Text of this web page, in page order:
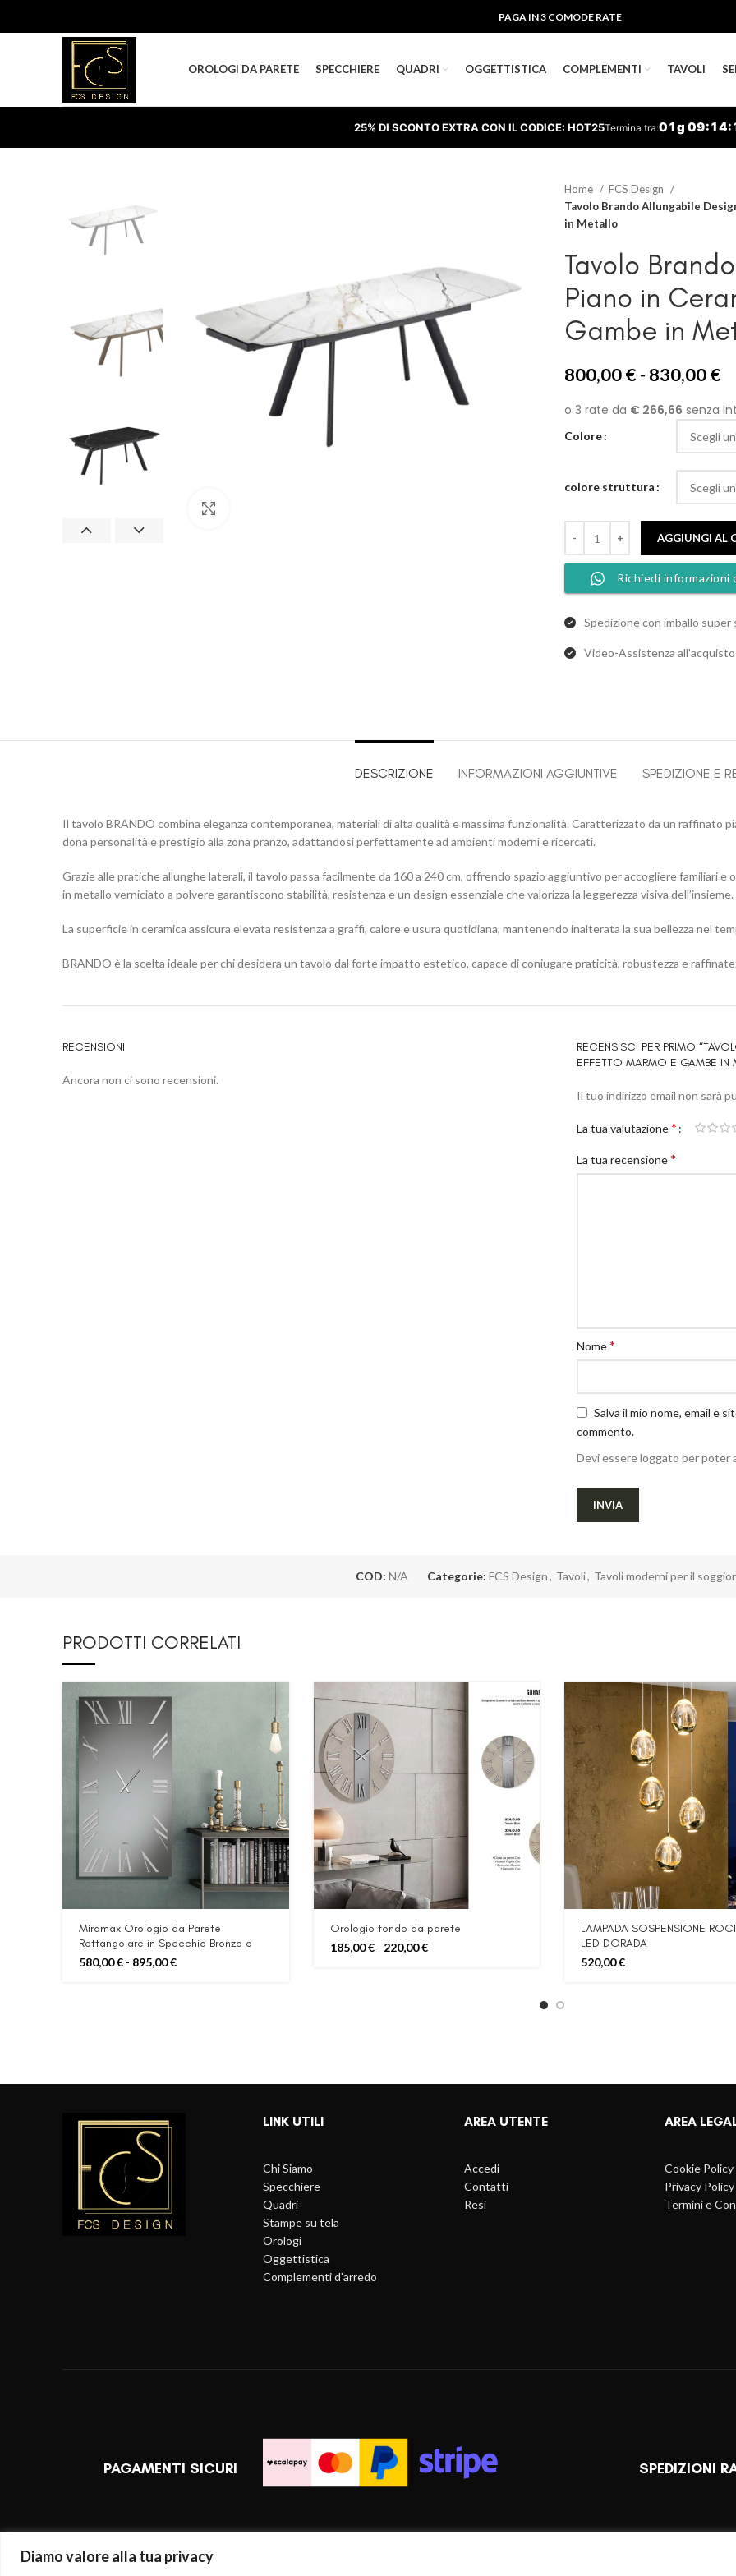
Diamo valore alla tua privacy
PAGA IN 3 COMODE RATE
OROLOGI DA PARETE SPECCHIERE QUADRI OGGETTISTICA COMPLEMENTI TAVOLI
25% DI SCONTO EXTRA CON IL CODICE: HOT25Termina tra:01g 09:14:
Home
FCS Design
Tavolo Brando Allungabile
in Metallo
Tavolo
Piano in
Gambe in
800,00€ - 830,00€
Colore
colore struttura
AGGIUNGI AL
Richiedi informazioni
Spedizione con imballo super
Video-Assistenza
DESCRIZIONE INFORMAZIONI AGGIUNTIVE SPEDIZIONE E
Il tavolo BRANDO combina eleganza contemporanea, materiali di alta qualità e massima funzionalità. Caratterizzato da un raffinato
dona personalità e prestigio alla zona pranzo, adattandosi perfettamente ad ambienti moderni e ricercati.
Grazie alle pratiche allunghe laterali, il tavolo passa facilmente da 160 a 240 cm, offrendo spazio aggiuntivo per accogliere familiari
in metallo verniciato a polvere garantiscono stabilità, resistenza e un design essenziale che valorizza la leggerezza visiva dell’insieme.
La superficie in ceramica assicura elevata resistenza a graffi, calore e usura quotidiana, mantenendo inalterata la sua bellezza nel
BRANDO è la scelta ideale per chi desidera un tavolo dal forte impatto estetico, capace di coniugare praticità, robustezza e
RECENSIONI
Ancora non ci sono recensioni.
RECENSISCI PER PRIMO
EFFETTO MARMO E GAMBE IN
Il tuo indirizzo email non sarà
La tua valutazione*
La tua recensione*
Nome*
Salva il mio nome, email e
commento.
Devi essere loggato per poter
COD: N/A Categorie: FCS Design, Tavoli, Tavoli moderni per il
PRODOTTI CORRELATI
Miramax Orologio da Parete
Rettangolare in Specchio Bronzo o
Fumè
580,00€ - 895,00€Fascia
Orologio tondo da parete
185,00€ - 220,00€Fascia
LAMPADA SOSPENSIONE
LED DORADA
520,00€
LINK UTILI
Chi Siamo
Specchiere
Quadri
Stampe su tela
Orologi
Oggettistica
Complementi d'arredo
AREA UTENTE
Accedi
Contatti
Resi
AREA
Cookie Policy
Privacy Policy
Termini e
PAGAMENTI SICURI SPEDIZIONI